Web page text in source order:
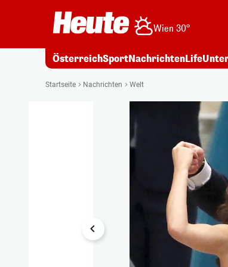
Wien 30°
ÖsterreichSportNachrichtenLife
Startseite Nachrichten Welt
1/3